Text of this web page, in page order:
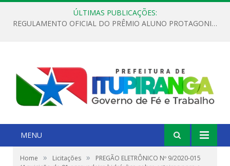
ÚLTIMAS PUBLICAÇÕES:
REGULAMENTO OFICIAL DO PRÊMIO ALUNO PROTAGONISTA – EDIÇÃO 2026
MENU
Home » Licitações »
PREGÃO ELETRÔNICO Nº 9/2020-015